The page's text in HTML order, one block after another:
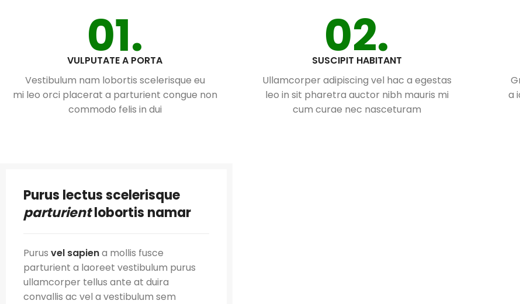
01.
VULPUTATE A PORTA
Vestibulum nam lobortis scelerisque eu
mi leo orci placerat a parturient congue non
commodo felis in dui
02.
SUSCIPIT HABITANT
Ullamcorper adipiscing vel hac a egestas
leo in sit pharetra auctor nibh mauris mi
cum curae nec nasceturam
a
Purus lectus scelerisque
parturientlobortis namar
Purus vel sapiena mollis fusce
parturient a laoreet vestibulum purus
ullamcorper tellus ante at duira
convallis ac vel a vestibulum sem